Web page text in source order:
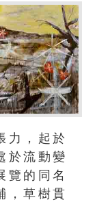
力，起於
於流動變
覽的同名
，草樹貫